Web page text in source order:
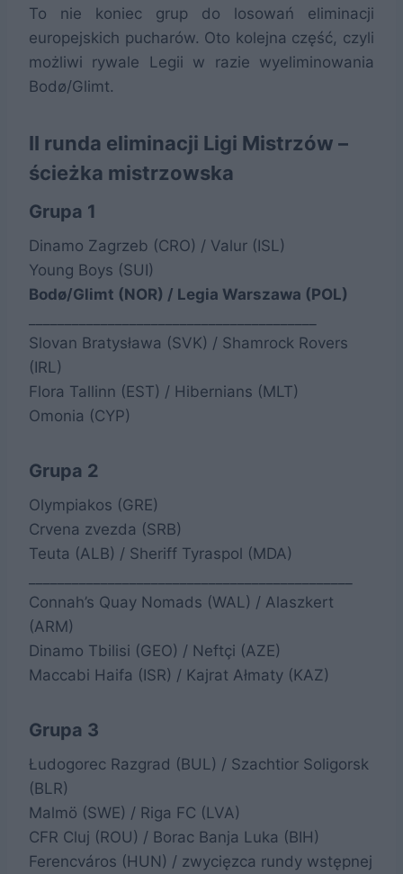
To nie koniec grup do losowań eliminacji
europejskich pucharów. Oto kolejna część, czyli
możliwi rywale Legii w razie wyeliminowania
Bodø/Glimt.
II runda eliminacji Ligi Mistrzów –
ścieżka mistrzowska
Grupa 1
Dinamo Zagrzeb (CRO) / Valur (ISL)
Young Boys (SUI)
Bodø/Glimt (NOR) / Legia Warszawa (POL)
Slovan Bratysława (SVK) / Shamrock Rovers
(IRL)
Flora Tallinn (EST) / Hibernians (MLT)
Omonia (CYP)
Grupa 2
Olympiakos (GRE)
Crvena zvezda (SRB)
Teuta (ALB) / Sheriff Tyraspol (MDA)
Connah’s Quay Nomads (WAL) / Alaszkert
(ARM)
Dinamo Tbilisi (GEO) / Neftçi (AZE)
Maccabi Haifa (ISR) / Kajrat Ałmaty (KAZ)
Grupa 3
Łudogorec Razgrad (BUL) / Szachtior Soligorsk
(BLR)
Malmö (SWE) / Riga FC (LVA)
CFR Cluj (ROU) / Borac Banja Luka (BIH)
Ferencváros (HUN) / zwycięzca rundy wstępnej